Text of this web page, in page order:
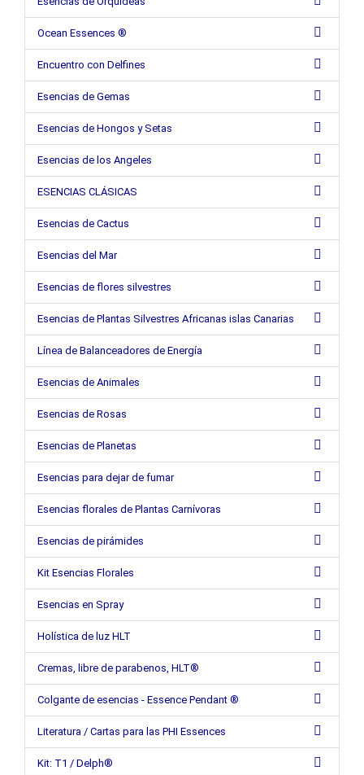
Ocean Essences ®
Encuentro con Delfines
Esencias de Gemas
Esencias de Hongos y Setas
Esencias de los Angeles
ESENCIAS CLÁSICAS
Esencias de Cactus
Esencias del Mar
Esencias de flores silvestres
Esencias de Plantas Silvestres Africanas islas Canarias
Línea de Balanceadores de Energía
Esencias de Animales
Esencias de Rosas
Esencias de Planetas
Esencias para dejar de fumar
Esencias florales de Plantas Carnívoras
Esencias de pirámides
Kit Esencias Florales
Esencias en Spray
Holística de luz HLT
Cremas, libre de parabenos, HLT®
Colgante de esencias - Essence Pendant ®
Literatura / Cartas para las PHI Essences
Kit: T1 / Delph®